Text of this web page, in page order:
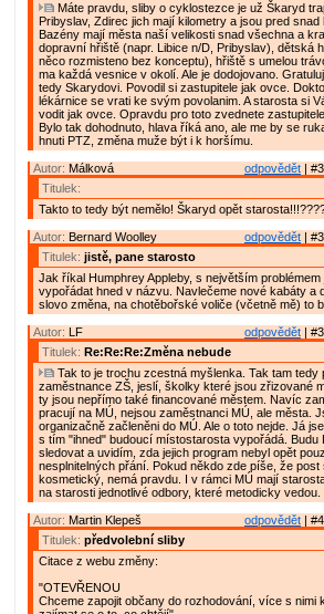
Máte pravdu, sliby o cyklostezce je už Škaryd
Pribyslav, Zdirec jich mají kilometry a jsou pred snad
Bazény mají města naší velikosti snad všechna a
dopravní hřiště (napr. Libice n/D, Pribyslav), dětská
něco rozmisteno bez konceptu), hřiště s umelou
ma každá vesnice v okolí. Ale je dodojovano.
tedy Skarydovi. Povodil si zastupitele jak ovce.
lékárnice se vrati ke svým povolanim. A starosta si
vodit jak ovce. Opravdu pro toto zvednete
Bylo tak dohodnuto, hlava říká ano, ale me by se
hnuti PTZ, změna muže být i k horšímu.
odpovědět |
Autor: Málková
Titulek:
Takto to tedy být nemělo! Škaryd opět
odpovědět |
Autor: Bernard Woolley
Titulek: jistě, pane starosto
Jak říkal Humphrey Appleby, s největším problémem
vypořádat hned v názvu. Navlečeme nové kabáty a
slovo změna, na chotěbořské voliče (včetně mě) to
odpovědět |
Autor: LF
Titulek: Re:Re:Re:Změna nebude
Tak to je trochu zcestná myšlenka. Tak tam tedy
zaměstnance ZŠ, jeslí, školky které jsou zřizované
ty jsou nepřímo také financované městem. Navíc
pracují na MÚ, nejsou zaměstnanci MÚ, ale města.
organizačně začleněni do MÚ. Ale o toto nejde. Já
s tím "ihned" budoucí místostarosta vypořádá. Budu
sledovat a uvidím, zda jejich program nebyl opět
nesplnitelných přání. Pokud někdo zde píše, že post
kosmetický, nemá pravdu. I v rámci MÚ mají
na starosti jednotlivé odbory, které metodicky vedou.
odpovědět |
Autor: Martin Klepeš
Titulek: předvolební sliby
Citace z webu změny:
"OTEVŘENOU
Chceme zapojit občany do rozhodování, více s nimi